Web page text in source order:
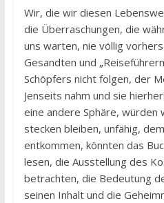
Wir, die wir diesen
die Überraschungen, die
uns warten, nie völlig
Gesandten und
Schöpfers nicht folgen, der
Jenseits nahm und sie
eine andere Sphäre, würden
stecken bleiben, unfähig,
entkommen, könnten das
lesen, die Ausstellung des
betrachten, die Bedeutung
seinen Inhalt und die